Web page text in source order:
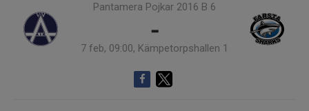
Pantamera Pojkar 2016 B 6
-
7 feb, 09:00, Kämpetorpshallen 1